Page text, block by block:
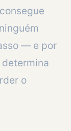
— e por
o